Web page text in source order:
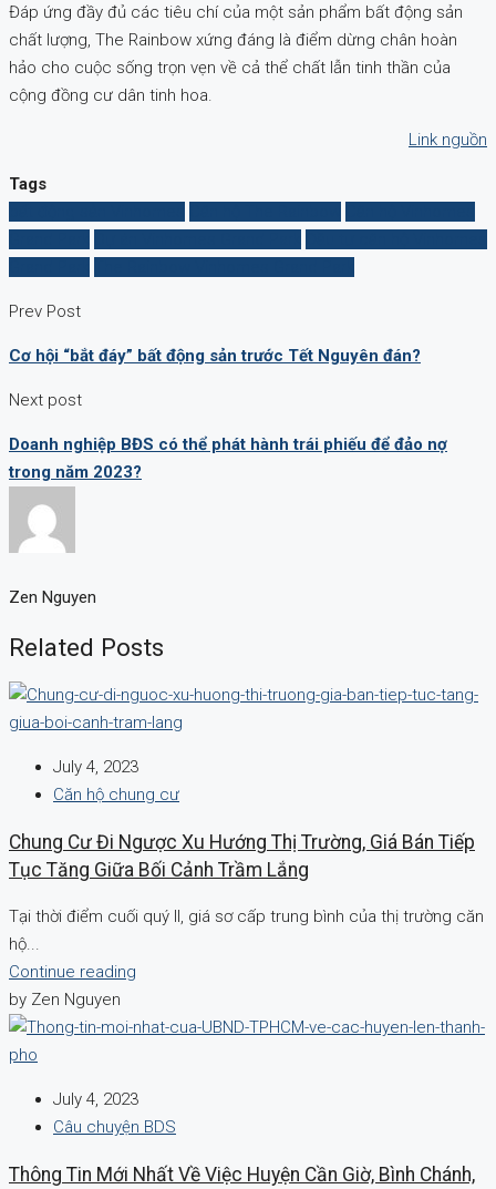
Đáp ứng đầy đủ các tiêu chí của một sản phẩm bất động sản
chất lượng, The Rainbow xứng đáng là điểm dừng chân hoàn
hảo cho cuộc sống trọn vẹn về cả thể chất lẫn tinh thần của
cộng đồng cư dân tinh hoa.
Link nguồn
Tags
Prev Post
Cơ hội “bắt đáy” bất động sản trước Tết Nguyên đán?
Next post
Doanh nghiệp BĐS có thể phát hành trái phiếu để đảo nợ
trong năm 2023?
Zen Nguyen
Related Posts
July 4, 2023
Căn hộ chung cư
Chung Cư Đi Ngược Xu Hướng Thị Trường, Giá Bán Tiếp
Tục Tăng Giữa Bối Cảnh Trầm Lắng
Tại thời điểm cuối quý II, giá sơ cấp trung bình của thị trường căn
hộ...
Continue reading
by Zen Nguyen
July 4, 2023
Câu chuyện BDS
Thông Tin Mới Nhất Về Việc Huyện Cần Giờ, Bình Chánh,